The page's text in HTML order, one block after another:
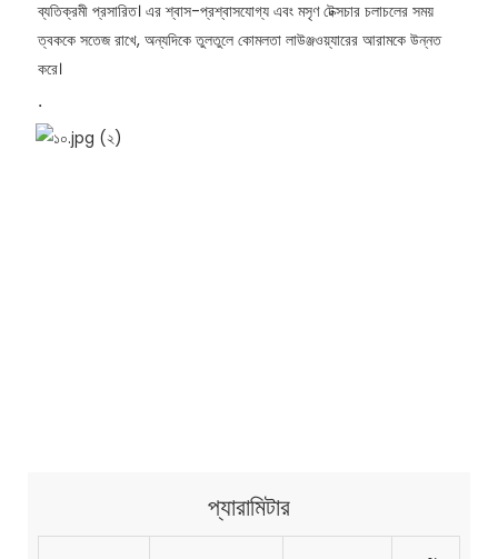
ব্যতিক্রমী প্রসারিত। এর শ্বাস-প্রশ্বাসযোগ্য এবং মসৃণ টেক্সচার চলাচলের সময়
ত্বককে সতেজ রাখে, অন্যদিকে তুলতুলে কোমলতা লাউঞ্জওয়্যারের আরামকে উন্নত
করে।
.
প্যারামিটার